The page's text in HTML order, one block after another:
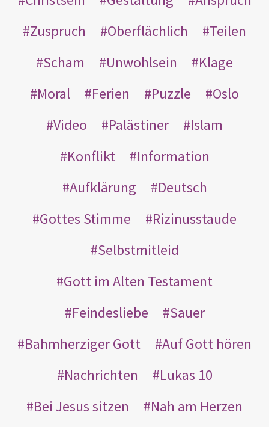
Zuspruch
Oberflächlich
Teilen
Scham
Unwohlsein
Klage
Moral
Ferien Puzzle
Oslo
Video
Palästiner
Islam
Konflikt
Information
Aufklärung
Deutsch
Gottes Stimme
Rizinusstaude
Selbstmitleid
Gott im Alten Testament
Feindesliebe
Sauer
Bahmherziger Gott
Auf Gott hören
Nachrichten
Lukas 10
Bei Jesus sitzen
Nah am Herzen